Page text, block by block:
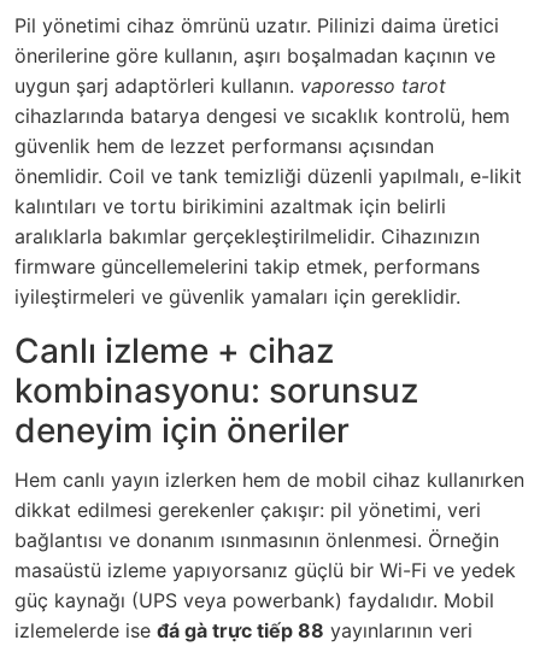
Pil yönetimi cihaz ömrünü uzatır. Pilinizi daima üretici
önerilerine göre kullanın, aşırı boşalmadan kaçının ve
uygun şarj adaptörleri kullanın. vaporesso tarot
cihazlarında batarya dengesi ve sıcaklık kontrolü, hem
güvenlik hem de lezzet performansı açısından
önemlidir. Coil ve tank temizliği düzenli yapılmalı, e-likit
kalıntıları ve tortu birikimini azaltmak için belirli
aralıklarla bakımlar gerçekleştirilmelidir. Cihazınızın
firmware güncellemelerini takip etmek, performans
iyileştirmeleri ve güvenlik yamaları için gereklidir.
Canlı izleme + cihaz
kombinasyonu: sorunsuz
deneyim için öneriler
Hem canlı yayın izlerken hem de mobil cihaz kullanırken
dikkat edilmesi gerekenler çakışır: pil yönetimi, veri
bağlantısı ve donanım ısınmasının önlenmesi. Örneğin
masaüstü izleme yapıyorsanız güçlü bir Wi-Fi ve yedek
güç kaynağı (UPS veya powerbank) faydalıdır. Mobil
izlemelerde ise đá gà trực tiếp 88 yayınlarının veri